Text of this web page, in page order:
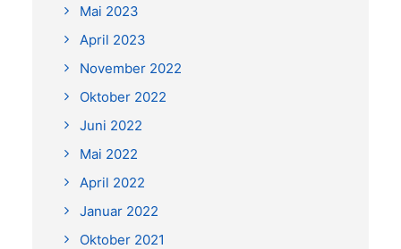
Mai 2023
April 2023
November 2022
Oktober 2022
Juni 2022
Mai 2022
April 2022
Januar 2022
Oktober 2021